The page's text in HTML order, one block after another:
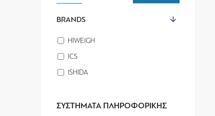
BRANDS
HIWEIGH
ICS
ISHIDA
ΣΥΣΤΗΜΑΤΑ ΠΛΗΡΟΦΟΡΙΚΗΣ